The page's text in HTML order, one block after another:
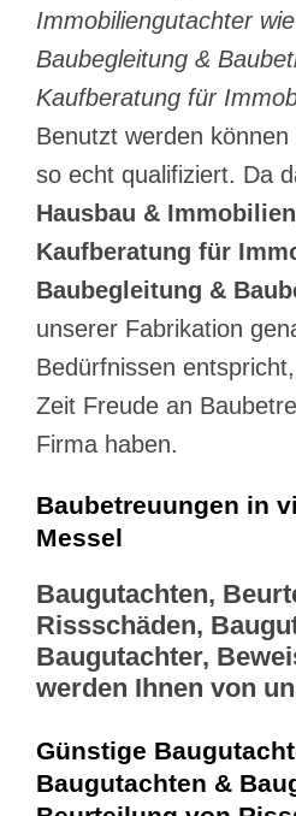
Immobiliengutachter
Baubegleitung &
Kaufberatung für
Benutzt werden
so echt qualifiziert. Da
Hausbau &
Kaufberatung für
Baubegleitung &
unserer Fabrikation
Bedürfnissen
Zeit Freude an
Firma haben.
Baubetreuungen in
Messel
Baugutachten,
Rissschäden,
Baugutachter,
werden Ihnen von
Günstige
Baugutachten &